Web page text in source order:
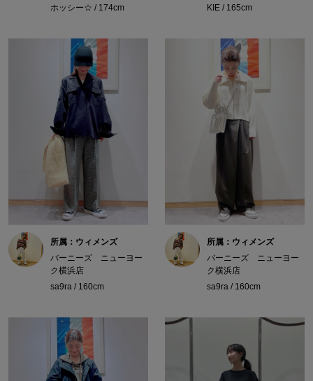
ホッシー☆ / 174cm
KIE / 165cm
所属：ウィメンズ
バーニーズ ニューヨー
ク横浜店
sa9ra / 160cm
所属：ウィメンズ
バーニーズ ニューヨー
ク横浜店
sa9ra / 160cm